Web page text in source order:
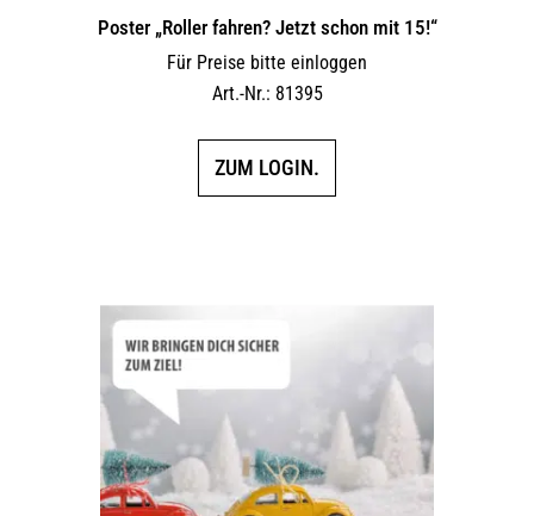
Poster „Roller fahren? Jetzt schon mit 15!“
Für Preise bitte einloggen
Art.-Nr.: 81395
ZUM LOGIN.